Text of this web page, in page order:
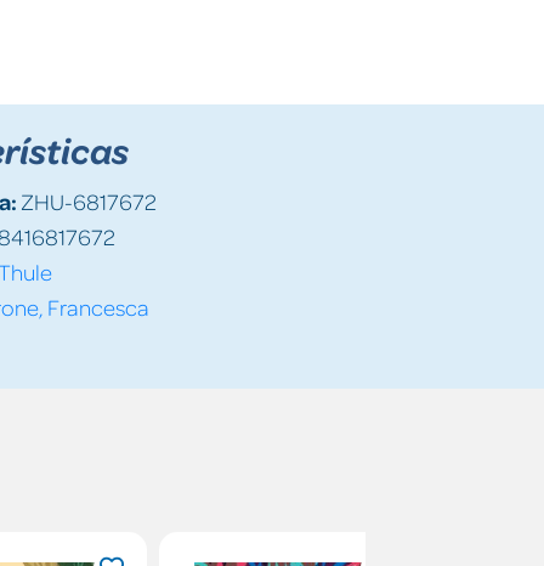
ZHU-6817672
Francesca